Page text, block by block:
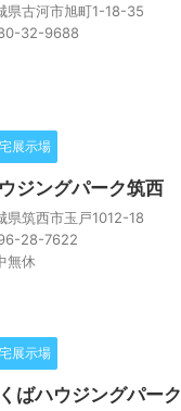
県古河市旭町1-18-35
32-9688
展示場
ジングパーク筑西
県筑西市玉戸1012-18
28-7622
無休
展示場
ばハウジングパーク